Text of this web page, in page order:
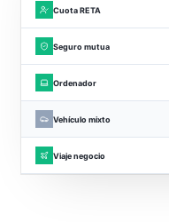
Cuota RETA
Seguro mutua
Ordenador
Vehículo mixto
Viaje negocio